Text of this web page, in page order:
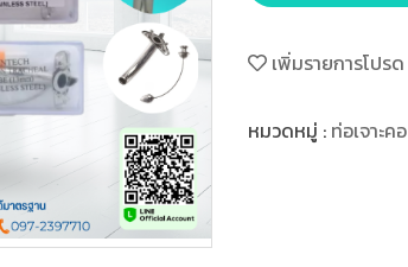
เพิ่มรายการโปรด
หมวดหมู่ : ท่อเจาะคอ